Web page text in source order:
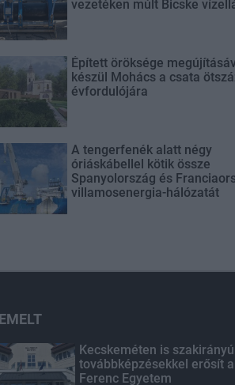
vezetéken múlt Bicske
Épített öröksége
készül Mohács a csata
évfordulójára
A tengerfenék alatt négy
óriáskábellel kötik össze
Spanyolország és
villamosenergia-hálózatát
Kecskeméten is szakirányú
továbbképzésekkel erősít
Ferenc Egyetem